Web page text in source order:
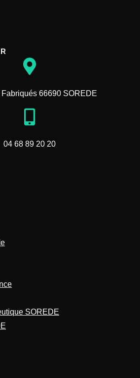
66690 SOREDE
04 68 89 20 20
SOREDE